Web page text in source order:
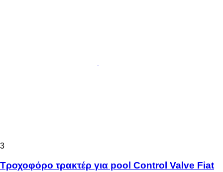
3
Τροχοφόρο τρακτέρ για pool Control Valve Fiat